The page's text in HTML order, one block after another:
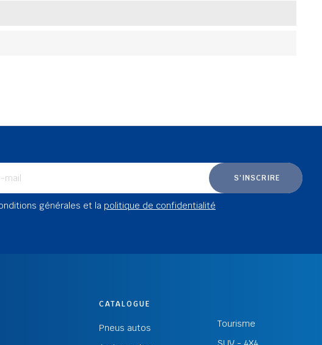
S'INSCRIRE
générales et la politique de confidentialité
CATALOGUE
Pneus autos
Tourisme